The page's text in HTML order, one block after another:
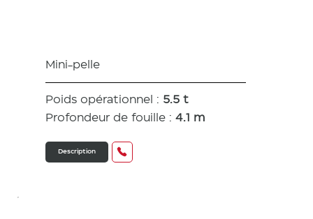
Mini-pelle
Poids opérationnel : 5.5 t
Profondeur de fouille : 4.1 m
Description